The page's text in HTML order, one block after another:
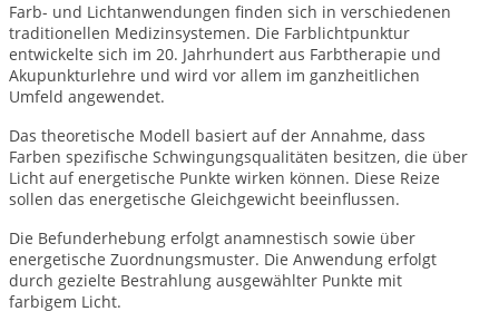
Farb- und Lichtanwendungen finden sich in verschiedenen
traditionellen Medizinsystemen. Die Farblichtpunktur
entwickelte sich im 20. Jahrhundert aus Farbtherapie und
Akupunkturlehre und wird vor allem im ganzheitlichen
Umfeld angewendet.
Das theoretische Modell basiert auf der Annahme, dass
Farben spezifische Schwingungsqualitäten besitzen, die über
Licht auf energetische Punkte wirken können. Diese Reize
sollen das energetische Gleichgewicht beeinflussen.
Die Befunderhebung erfolgt anamnestisch sowie über
energetische Zuordnungsmuster. Die Anwendung erfolgt
durch gezielte Bestrahlung ausgewählter Punkte mit
farbigem Licht.